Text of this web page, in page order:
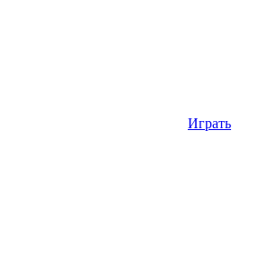
Играть